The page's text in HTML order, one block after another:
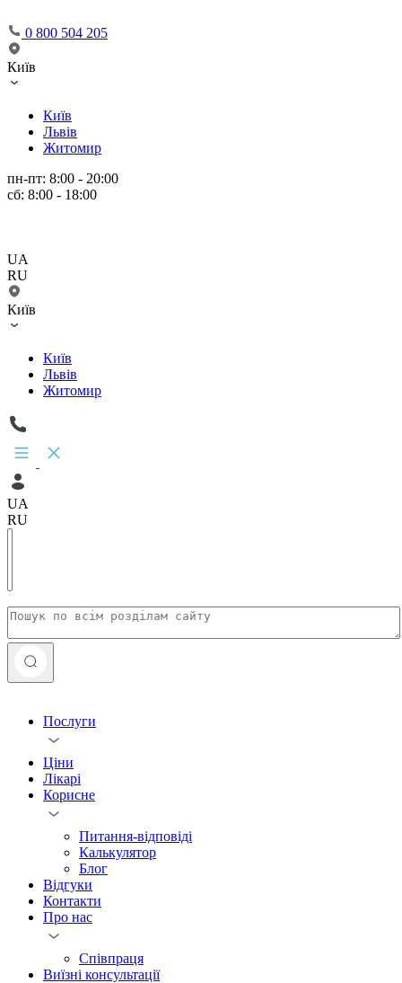
0 800 504 205
Київ
Київ
Львів
Житомир
пн-пт: 8:00 - 20:00
сб: 8:00 - 18:00
UA
RU
Київ
Київ
Львів
Житомир
UA
RU
Послуги
Ціни
Лікарі
Корисне
Питання-відповіді
Калькулятор
Блог
Відгуки
Контакти
Про нас
Співпраця
Виїзні консультації